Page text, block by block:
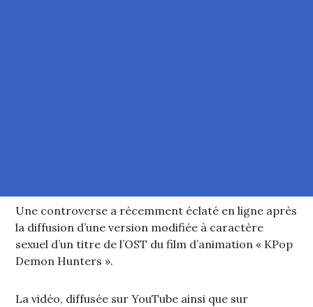
Une controverse a récemment éclaté en ligne après
la diffusion d’une version modifiée à caractère
sexuel d’un titre de l’OST du film d’animation « KPop
Demon Hunters ».
La vidéo, diffusée sur YouTube ainsi que sur